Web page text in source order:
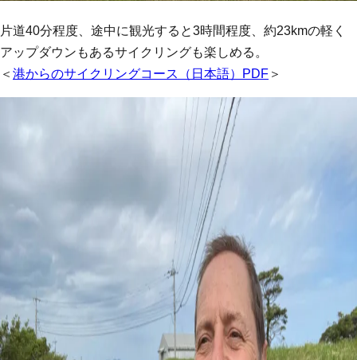
片道40分程度、途中に観光すると3時間程度、約23kmの軽く
アップダウンもあるサイクリングも楽しめる。
＜ 港からのサイクリングコース（日本語）PDF ＞